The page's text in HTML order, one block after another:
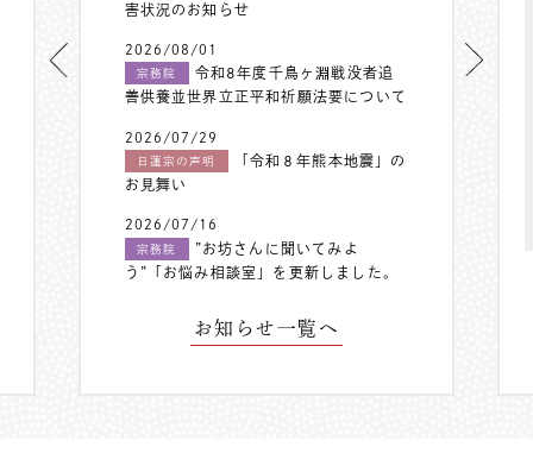
害状況のお知らせ
2026/08/01
宗務院
令和8年度千鳥ヶ淵戦没者追
善供養並世界立正平和祈願法要について
2026/07/29
日蓮宗の声明
「令和８年熊本地震」の
お見舞い
2026/07/16
宗務院
”お坊さんに聞いてみよ
う”「お悩み相談室」を更新しました。
お知らせ一覧へ